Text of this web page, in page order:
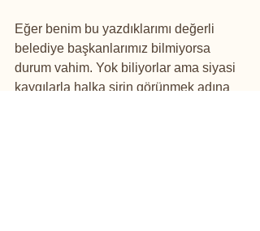
Eğer benim bu yazdıklarımı değerli
belediye başkanlarımız bilmiyorsa
durum vahim. Yok biliyorlar ama siyasi
kaygılarla halka şirin görünmek adına